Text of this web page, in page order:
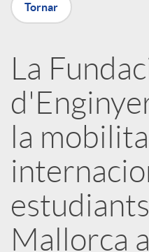
X
a
r
x
e
s
Tornar
La
la
Mallorca